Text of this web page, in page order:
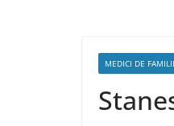
MEDICI DE